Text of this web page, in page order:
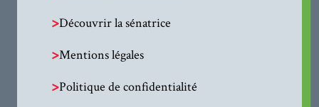
>Découvrir la sénatrice
>Mentions légales
>Politique de confidentialité